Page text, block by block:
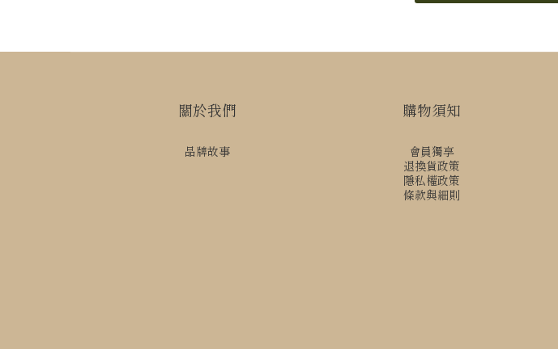
關於我們
品牌故事
購物須知
會員獨享
退換貨政策
隱私權政策
條款與細則